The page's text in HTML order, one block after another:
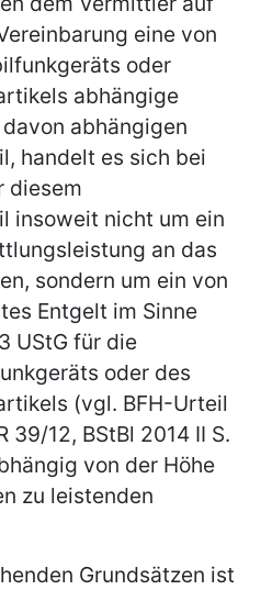
eine von
oder
abhängige
abhängigen
handelt es sich bei
diesem
insoweit nicht um ein
an das
sondern um ein von
Entgelt im Sinne
UStG für die
oder des
(vgl. BFH-Urteil
39/12, BStBl 2014 II S.
von der Höhe
zu leistenden
Grundsätzen ist